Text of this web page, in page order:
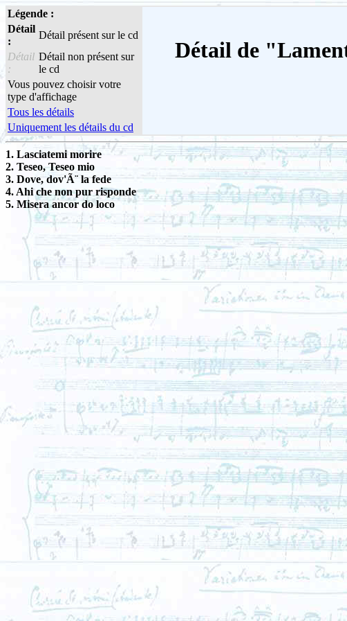
Légende :
Détail de
Détail
:
Détail présent sur le cd
Détail
:
Détail non présent sur
le cd
Vous pouvez choisir votre
type d'affichage
Tous les détails
Uniquement les détails du cd
1. Lasciatemi morire
2. Teseo, Teseo mio
3. Dove, dov'Ã¨ la fede
4. Ahi che non pur risponde
5. Misera ancor do loco